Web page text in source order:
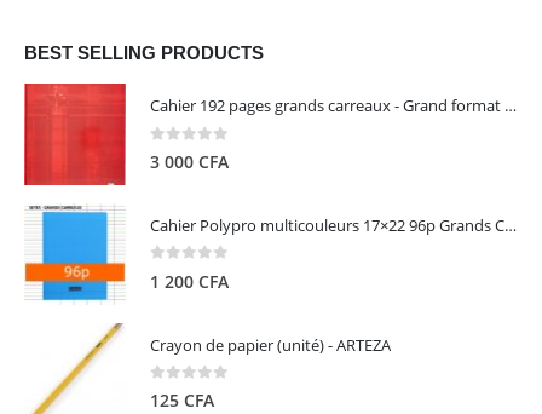
était :
000 CFA.
000 CFA.
BEST SELLING PRODUCTS
Cahier 192 pages grands carreaux - Grand format - Brochure dos toilé - 24x32 cm - Papier blanc 90 g - Couverture carte pelliculée couleur aléatoire - Clairefontaine
3 000 CFA
Cahier Polypro multicouleurs 17×22 96p Grands Carreaux Séyès 90g - CALLIGRAPHE
1 200 CFA
Crayon de papier (unité) - ARTEZA
0 out of 5
125 CFA